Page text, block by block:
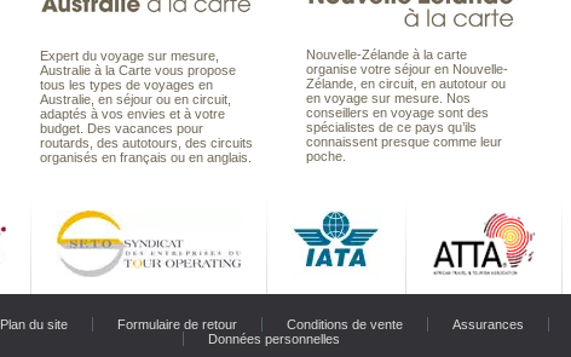
Expert du voyage sur mesure,
Australie à la Carte vous propose
tous les types de voyages en
Australie, en séjour ou en circuit,
adaptés à vos envies et à votre
budget. Des vacances pour
routards, des autotours, des circuits
organisés en français ou en anglais.
Nouvelle-Zélande à la carte
organise votre séjour en Nouvelle-
Zélande, en circuit, en autotour ou
en voyage sur mesure. Nos
conseillers en voyage sont des
spécialistes de ce pays qu’ils
connaissent presque comme leur
poche.
Plan du site Formulaire de retour Conditions de vente Assurances
Données personnelles